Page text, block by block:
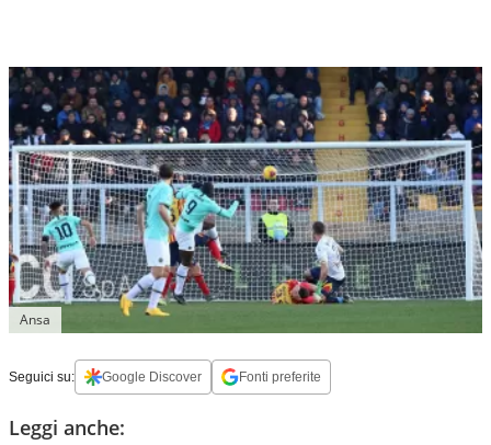
Ansa
Seguici su: Google Discover Fonti preferite
Leggi anche: